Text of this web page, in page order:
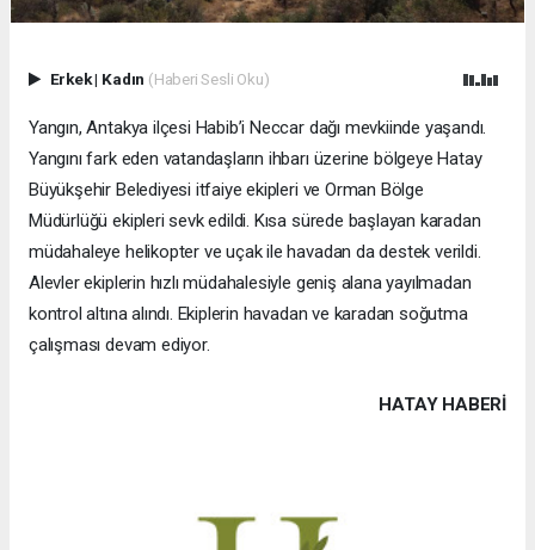
Erkek| Kadın (Haberi Sesli Oku)
Yangın, Antakya ilçesi Habib’i Neccar dağı mevkiinde yaşandı.
Yangını fark eden vatandaşların ihbarı üzerine bölgeye Hatay
Büyükşehir Belediyesi itfaiye ekipleri ve Orman Bölge
Müdürlüğü ekipleri sevk edildi. Kısa sürede başlayan karadan
müdahaleye helikopter ve uçak ile havadan da destek verildi.
Alevler ekiplerin hızlı müdahalesiyle geniş alana yayılmadan
kontrol altına alındı. Ekiplerin havadan ve karadan soğutma
çalışması devam ediyor.
HATAY HABERİ